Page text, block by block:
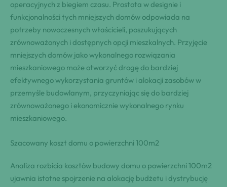
operacyjnych z biegiem czasu. Prostota w designie i
funkcjonalności tych mniejszych domów odpowiada na
potrzeby nowoczesnych właścicieli, poszukujących
zrównoważonych i dostępnych opcji mieszkalnych. Przyjęcie
mniejszych domów jako wykonalnego rozwiązania
mieszkaniowego może otworzyć drogę do bardziej
efektywnego wykorzystania gruntów i alokacji zasobów w
przemyśle budowlanym, przyczyniając się do bardziej
zrównoważonego i ekonomicznie wykonalnego rynku
mieszkaniowego.
Szacowany koszt domu o powierzchni 100m2
Analiza rozbicia kosztów budowy domu o powierzchni 100m2
ujawnia istotne spojrzenie na alokację budżetu i dystrybucję